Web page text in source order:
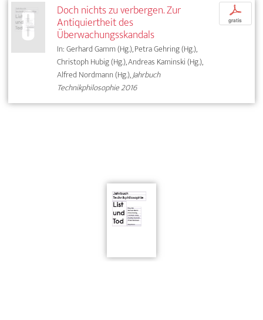
Doch nichts zu verbergen. Zur
Antiquiertheit des
Überwachungsskandals
In: Gerhard Gamm (Hg.), Petra Gehring (Hg.),
Christoph Hubig (Hg.), Andreas Kaminski (Hg.),
Alfred Nordmann (Hg.),Jahrbuch
Technikphilosophie 2016
p
gratis